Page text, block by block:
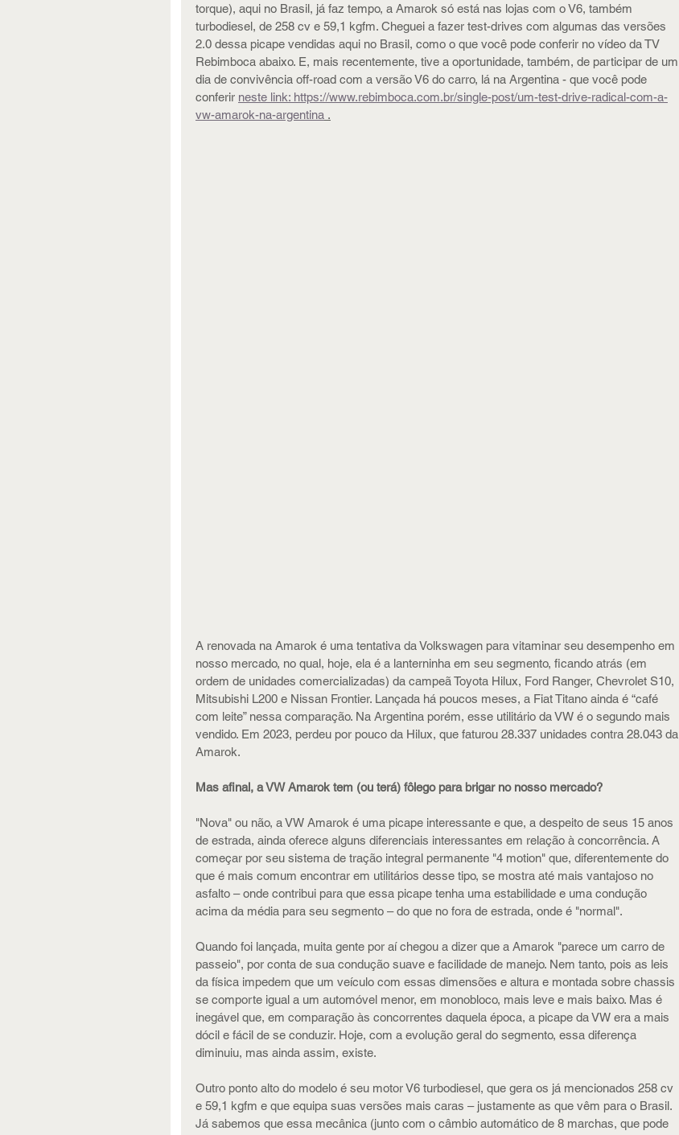
torque), aqui no Brasil, já faz tempo, a Amarok só está nas lojas com o V6, também
turbodiesel, de 258 cv e 59,1 kgfm. Cheguei a fazer test-drives com algumas das versões
2.0 dessa picape vendidas aqui no Brasil, como o que você pode conferir no vídeo da TV
Rebimboca abaixo. E, mais recentemente, tive a oportunidade, também, de participar de um
dia de convivência off-road com a versão V6 do carro, lá na Argentina - que você pode
conferir neste link: https://www.rebimboca.com.br/single-post/um-test-drive-radical-com-a-
vw-amarok-na-argentina .
A renovada na Amarok é uma tentativa da Volkswagen para vitaminar seu desempenho em
nosso mercado, no qual, hoje, ela é a lanterninha em seu segmento, ficando atrás (em
ordem de unidades comercializadas) da campeã Toyota Hilux, Ford Ranger, Chevrolet S10,
Mitsubishi L200 e Nissan Frontier. Lançada há poucos meses, a Fiat Titano ainda é “café
com leite” nessa comparação. Na Argentina porém, esse utilitário da VW é o segundo mais
vendido. Em 2023, perdeu por pouco da Hilux, que faturou 28.337 unidades contra 28.043 da
Amarok.
Mas afinal, a VW Amarok tem (ou terá) fôlego para brigar no nosso mercado?
"Nova" ou não, a VW Amarok é uma picape interessante e que, a despeito de seus 15 anos
de estrada, ainda oferece alguns diferenciais interessantes em relação à concorrência. A
começar por seu sistema de tração integral permanente "4 motion" que, diferentemente do
que é mais comum encontrar em utilitários desse tipo, se mostra até mais vantajoso no
asfalto – onde contribui para que essa picape tenha uma estabilidade e uma condução
acima da média para seu segmento – do que no fora de estrada, onde é "normal".
Quando foi lançada, muita gente por aí chegou a dizer que a Amarok "parece um carro de
passeio", por conta de sua condução suave e facilidade de manejo. Nem tanto, pois as leis
da física impedem que um veículo com essas dimensões e altura e montada sobre chassis
se comporte igual a um automóvel menor, em monobloco, mais leve e mais baixo. Mas é
inegável que, em comparação às concorrentes daquela época, a picape da VW era a mais
dócil e fácil de se conduzir. Hoje, com a evolução geral do segmento, essa diferença
diminuiu, mas ainda assim, existe.
Outro ponto alto do modelo é seu motor V6 turbodiesel, que gera os já mencionados 258 cv
e 59,1 kgfm e que equipa suas versões mais caras – justamente as que vêm para o Brasil.
Já sabemos que essa mecânica (junto com o câmbio automático de 8 marchas, que pode